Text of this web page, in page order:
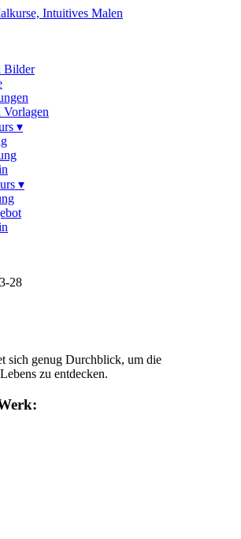
Bilder
Vorlagen
▾
▾
28
sich genug Durchblick, um die
zu entdecken.